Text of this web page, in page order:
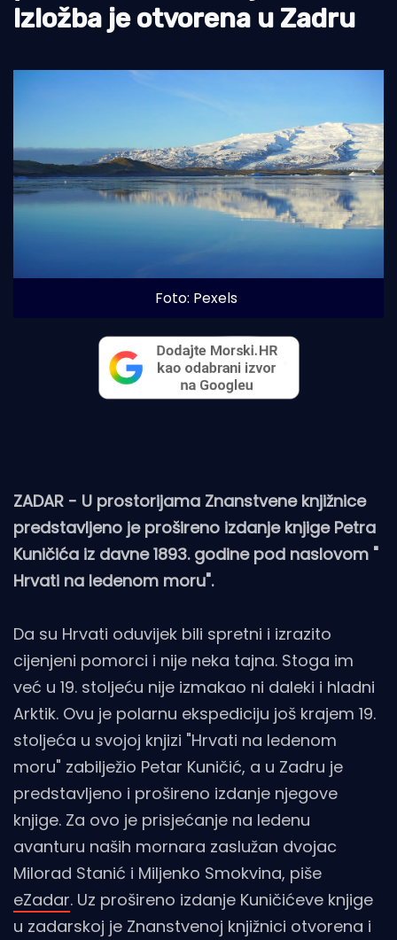
Tradicija i kultura
Izložba je otvorena u Zadru
Foto: Pexels
ZADAR - U prostorijama Znanstvene knjižnice
predstavljeno je prošireno izdanje knjige Petra
Kuničića iz davne 1893. godine pod naslovom "
Hrvati na ledenom moru".
Da su Hrvati oduvijek bili spretni i izrazito
cijenjeni pomorci i nije neka tajna. Stoga im
već u 19. stoljeću nije izmakao ni daleki i hladni
Arktik. Ovu je polarnu ekspediciju još krajem 19.
stoljeća u svojoj knjizi "Hrvati na ledenom
moru" zabilježio Petar Kuničić, a u Zadru je
predstavljeno i prošireno izdanje njegove
knjige. Za ovo je prisjećanje na ledenu
avanturu naših mornara zaslužan dvojac
Milorad Stanić i Miljenko Smokvina, piše
eZadar. Uz prošireno izdanje Kuničićeve knjige
u zadarskoj je Znanstvenoj knjižnici otvorena i